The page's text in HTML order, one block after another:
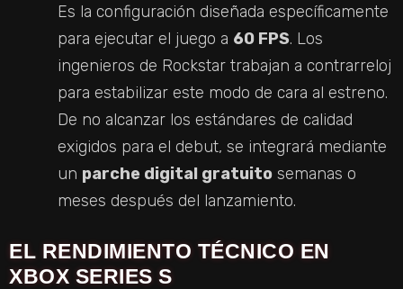
Es la configuración diseñada específicamente
para ejecutar el juego a 60 FPS. Los
ingenieros de Rockstar trabajan a contrarreloj
para estabilizar este modo de cara al estreno.
De no alcanzar los estándares de calidad
exigidos para el debut, se integrará mediante
un parche digital gratuito semanas o
meses después del lanzamiento.
EL RENDIMIENTO TÉCNICO EN
XBOX SERIES S